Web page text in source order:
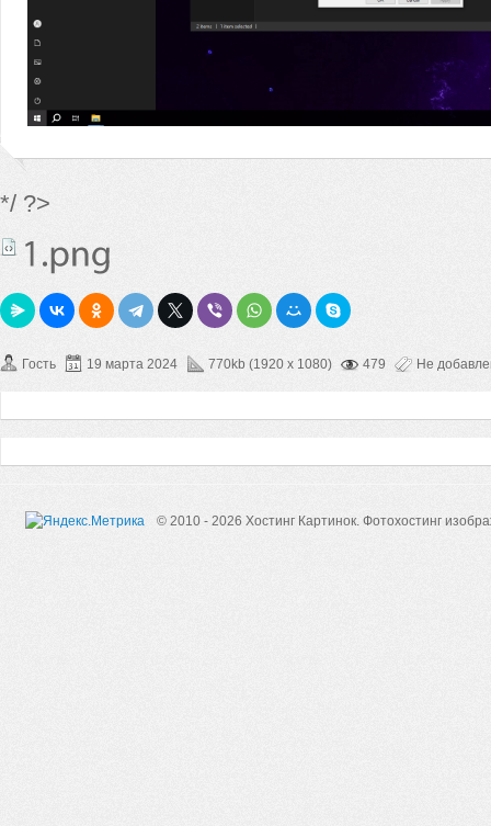
*/ ?>
Гость 19 марта 2024 770kb (1920 x 1080) 479 Не
© 2010 - 2026 Хостинг Картинок. Фотохостинг